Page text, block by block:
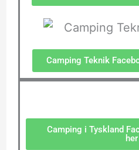
Camping Teknik
Camping i Tyskland
her